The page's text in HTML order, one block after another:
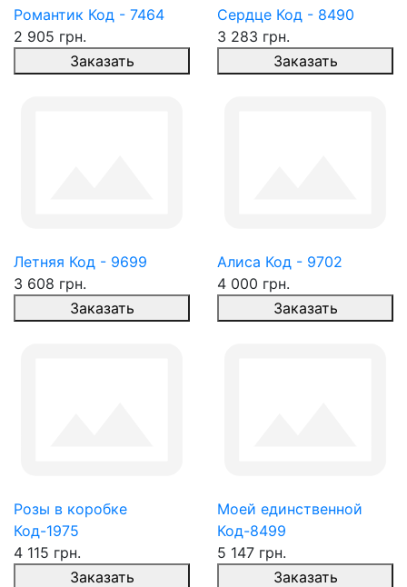
Романтик Код - 7464
2 905 грн.
Заказать
Сердце Код - 8490
3 283 грн.
Заказать
Летняя Код - 9699
3 608 грн.
Заказать
Алиса Код - 9702
4 000 грн.
Заказать
Розы в коробке
Код-1975
4 115 грн.
Заказать
Моей единственной
Код-8499
5 147 грн.
Заказать